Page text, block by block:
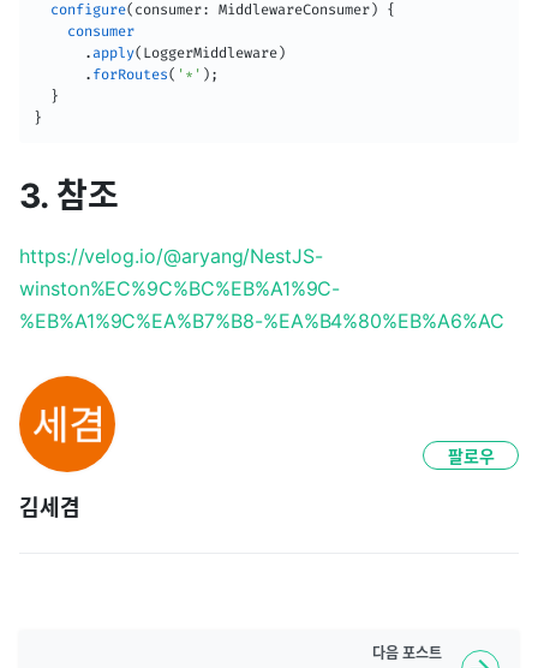
configure( consumer: MiddlewareConsumer )
{
consumer
.apply( LoggerMiddleware )
. forRoutes( '*' ) ;
}
}
3. 참조
https://velog.io/@aryang/NestJS-
winston%EC%9C%BC%EB%A1%9C-
%EB%A1%9C%EA%B7%B8-%EA%B4%80%EB%A6%AC
김세겸
팔로우
다음 포스트